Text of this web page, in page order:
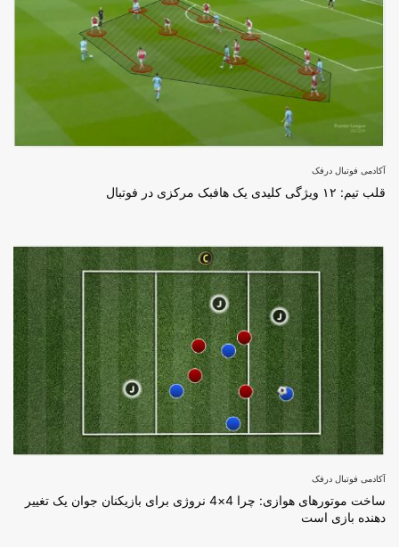
آکادمی فوتبال درفک
قلب تیم: ۱۲ ویژگی کلیدی یک هافبک مرکزی در فوتبال
آکادمی فوتبال درفک
ساخت موتورهای هوازی: چرا 4×4 نروژی برای بازیکنان جوان یک تغییر
دهنده بازی است